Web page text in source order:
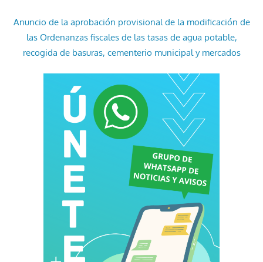
Anuncio de la aprobación provisional de la modificación de
las Ordenanzas fiscales de las tasas de agua potable,
recogida de basuras, cementerio municipal y mercados